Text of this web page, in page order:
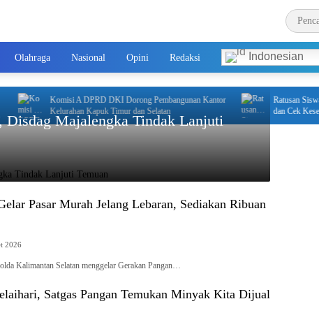
Olahraga Nasional Opini Redaksi Indonesian
Komisi A DPRD DKI Dorong Pembangunan Kantor
Kelurahan Kapuk Timur dan Selatan
Ratusan Siswa
dan Cek Kesehatan
Majalengka Tindak Lanjuti
Pasar Murah Jelang Lebaran, Sediakan Ribuan
2026
Kalimantan Selatan menggelar Gerakan Pangan…
Satgas Pangan Temukan Minyak Kita Dijual